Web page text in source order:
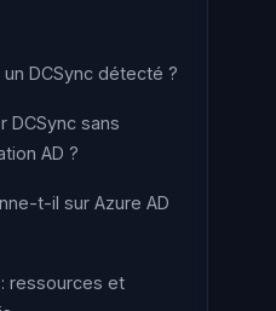
DCSync détecté ?
DCSync sans
AD ?
t-il sur Azure AD
ressources et